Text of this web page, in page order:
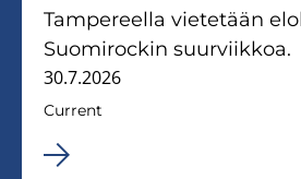
Tampereella vietetään
Suomirockin suurviikkoa.
30.7.2026
Current